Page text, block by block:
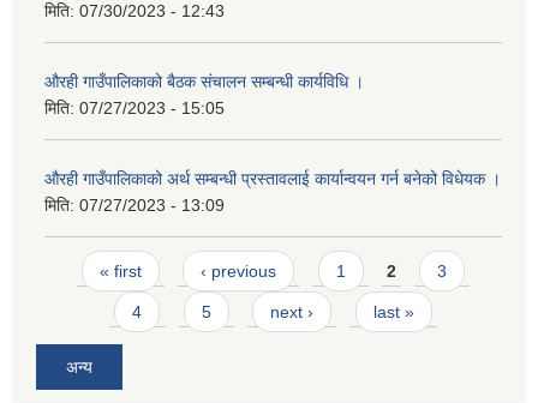
मिति: 07/30/2023 - 12:43
औरही गाउँपालिकाको बैठक संचालन सम्बन्धी कार्यविधि ।
मिति: 07/27/2023 - 15:05
औरही गाउँपालिकाको अर्थ सम्बन्धी प्रस्तावलाई कार्यान्वयन गर्न बनेको विधेयक ।
मिति: 07/27/2023 - 13:09
Pages
« first ‹ previous 1 2 3
4 5 next › last »
अन्य